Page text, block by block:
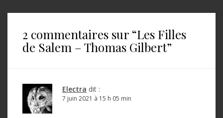
2 commentaires sur “Les Filles
de Salem – Thomas Gilbert”
Electra dit :
7 juin 2021 à 15 h 05 min